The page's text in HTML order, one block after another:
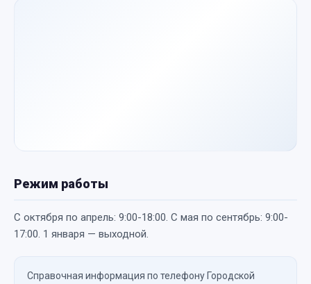
Режим работы
С октября по апрель: 9:00-18:00. С мая по сентябрь: 9:00-
17:00. 1 января — выходной.
Справочная информация по телефону Городской